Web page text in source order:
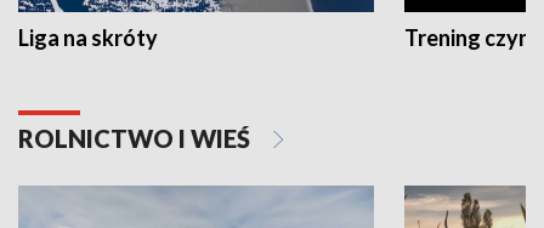
Liga na skróty Trening czyni
ROLNICTWO I WIEŚ